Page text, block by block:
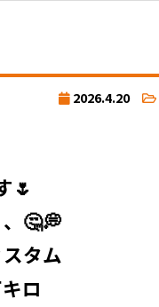
2026.4.20
🌷
🤔💭
タム
ロ